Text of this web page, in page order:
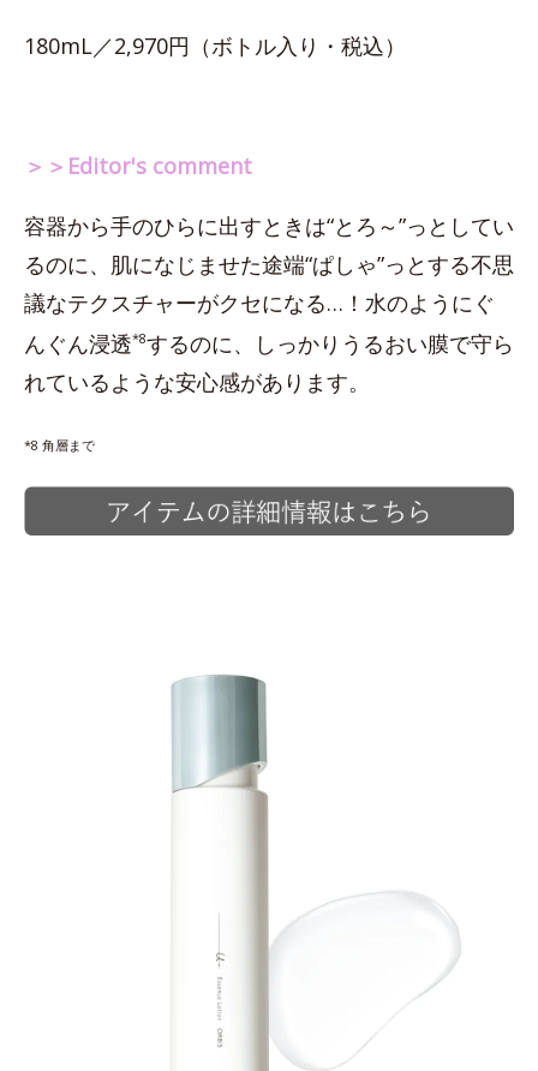
180mL／2,970円（ボトル入り・税込）
＞＞Editor's comment
容器から手のひらに出すときは“とろ～”っとしてい
るのに、肌になじませた途端“ぱしゃ”っとする不思
議なテクスチャーがクセになる…！水のようにぐ
んぐん浸透*8するのに、しっかりうるおい膜で守ら
れているような安心感があります。
*8 角層まで